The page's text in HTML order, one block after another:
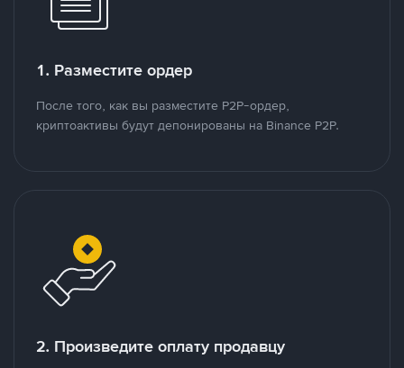
1. Разместите ордер
После того, как вы разместите P2P-ордер,
криптоактивы будут депонированы на Binance P2P.
2. Произведите оплату продавцу